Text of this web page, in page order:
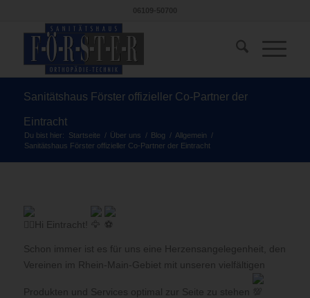
Sanitätshaus Förster offizieller Co-Partner der
Eintracht
Du bist hier: Startseite / Über uns / Blog / Allgemein /
Sanitätshaus Förster offizieller Co-Partner der Eintracht
Hi Eintracht!
Schon immer ist es für uns eine Herzensangelegenheit, den
Vereinen im Rhein-Main-Gebiet mit unseren vielfältigen
Produkten und Services optimal zur Seite zu stehen